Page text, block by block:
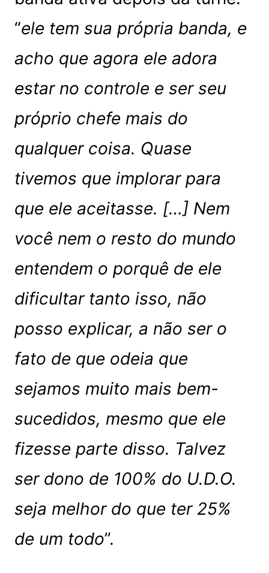
“ele tem sua própria banda, e
acho que agora ele adora
estar no controle e ser seu
próprio chefe mais do
qualquer coisa. Quase
tivemos que implorar para
que ele aceitasse. […] Nem
você nem o resto do mundo
entendem o porquê de ele
dificultar tanto isso, não
posso explicar, a não ser o
fato de que odeia que
sejamos muito mais bem-
sucedidos, mesmo que ele
fizesse parte disso. Talvez
ser dono de 100% do U.D.O.
seja melhor do que ter 25%
de um todo”.